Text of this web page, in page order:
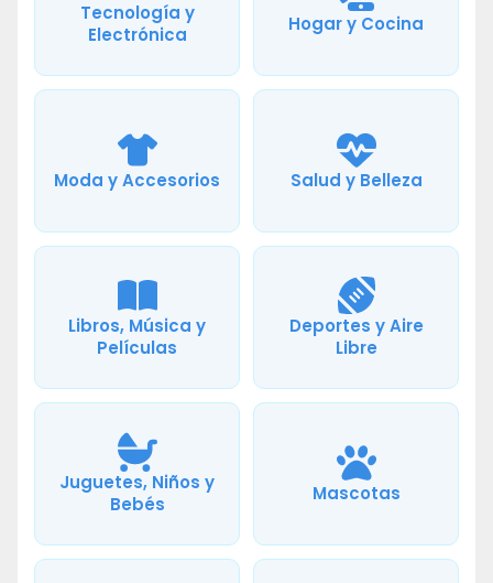
Tecnología y
Electrónica
Hogar y Cocina
Moda y Accesorios Salud y Belleza
Libros, Música y
Películas
Deportes y Aire
Libre
Juguetes, Niños y
Bebés
Mascotas